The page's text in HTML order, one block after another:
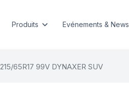
Produits Evénements & News
215/65R17 99V DYNAXER SUV